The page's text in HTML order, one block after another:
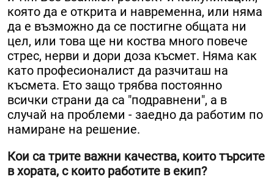
която да е открита и навременна, или няма
да е възможно да се постигне общата ни
цел, или това ще ни коства много повече
стрес, нерви и дори доза късмет. Няма как
като професионалист да разчиташ на
късмета. Ето защо трябва постоянно
всички страни да са "подравнени", а в
случай на проблеми - заедно да работим по
намиране на решение.
Кои са трите важни качества, които търсите
в хората, с които работите в екип?